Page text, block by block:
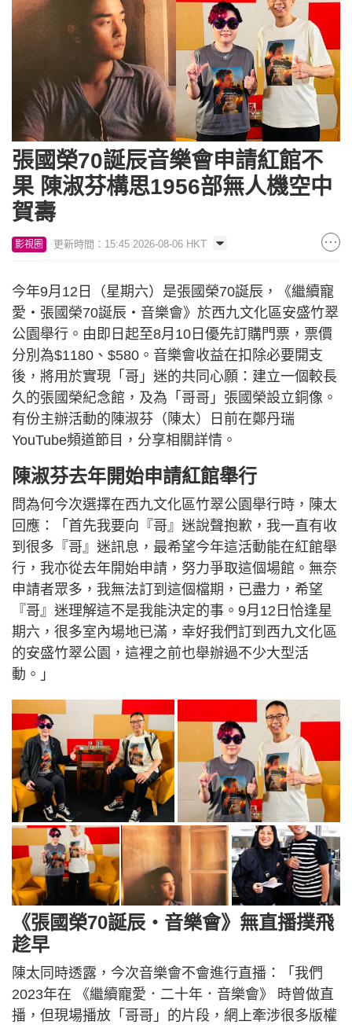
張國榮70誕辰音樂會申請紅館不
果 陳淑芬構思1956部無人機空中
賀壽
影視圈 更新時間：15:45 2026-08-06 HKT
今年9月12日（星期六）是張國榮70誕辰，《繼續寵
愛・張國榮70誕辰・音樂會》於西九文化區安盛竹翠
公園舉行。由即日起至8月10日優先訂購門票，票價
分別為$1180、$580。音樂會收益在扣除必要開支
後，將用於實現「哥」迷的共同心願：建立一個較長
久的張國榮紀念館，及為「哥哥」張國榮設立銅像。
有份主辦活動的陳淑芬（陳太）日前在鄭丹瑞
YouTube頻道節目，分享相關詳情。
陳淑芬去年開始申請紅館舉行
問為何今次選擇在西九文化區竹翠公園舉行時，陳太
回應：「首先我要向『哥』迷說聲抱歉，我一直有收
到很多『哥』迷訊息，最希望今年這活動能在紅館舉
行，我亦從去年開始申請，努力爭取這個場館。無奈
申請者眾多，我無法訂到這個檔期，已盡力，希望
『哥』迷理解這不是我能決定的事。9月12日恰逢星
期六，很多室內場地已滿，幸好我們訂到西九文化區
的安盛竹翠公園，這裡之前也舉辦過不少大型活
動。」
《張國榮70誕辰・音樂會》無直播撲飛
趁早
陳太同時透露，今次音樂會不會進行直播：「我們
2023年在 《繼續寵愛．二十年．音樂會》 時曾做直
播，但現場播放「哥哥」的片段，網上牽涉很多版權